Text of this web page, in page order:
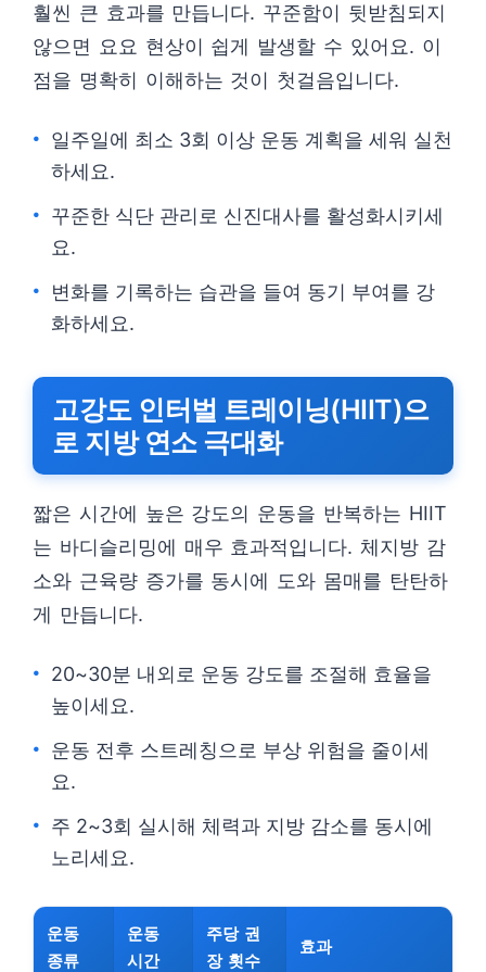
훨씬 큰 효과를 만듭니다. 꾸준함이 뒷받침되지
않으면 요요 현상이 쉽게 발생할 수 있어요. 이
점을 명확히 이해하는 것이 첫걸음입니다.
일주일에 최소 3회 이상 운동 계획을 세워 실천
하세요.
꾸준한 식단 관리로 신진대사를 활성화시키세
요.
변화를 기록하는 습관을 들여 동기 부여를 강
화하세요.
고강도 인터벌 트레이닝(HIIT)으
로 지방 연소 극대화
짧은 시간에 높은 강도의 운동을 반복하는 HIIT
는 바디슬리밍에 매우 효과적입니다. 체지방 감
소와 근육량 증가를 동시에 도와 몸매를 탄탄하
게 만듭니다.
20~30분 내외로 운동 강도를 조절해 효율을
높이세요.
운동 전후 스트레칭으로 부상 위험을 줄이세
요.
주 2~3회 실시해 체력과 지방 감소를 동시에
노리세요.
운동
종류
운동
시간
주당 권
장 횟수
효과